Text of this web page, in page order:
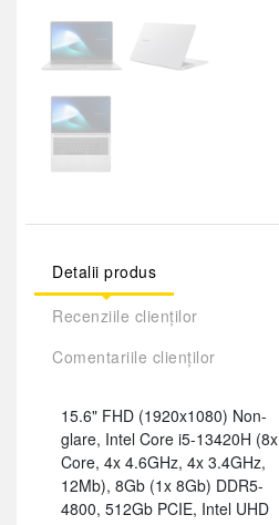
Detalii produs
Recenziile clienților
Comentariile clienților
15.6" FHD (1920x1080) Non-
glare, Intel Core i5-13420H (8x
Core, 4x 4.6GHz, 4x 3.4GHz,
12Mb), 8Gb (1x 8Gb) DDR5-
4800, 512Gb PCIE, Intel UHD